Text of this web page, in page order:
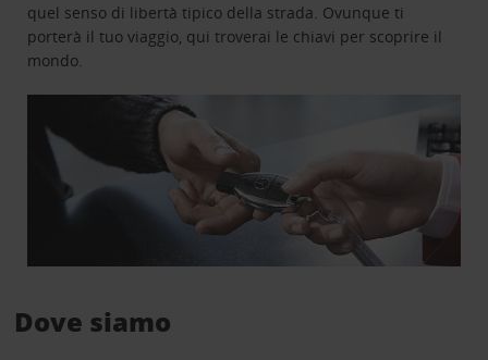
quel senso di libertà tipico della strada. Ovunque ti
porterà il tuo viaggio, qui troverai le chiavi per scoprire il
mondo.
Dove siamo